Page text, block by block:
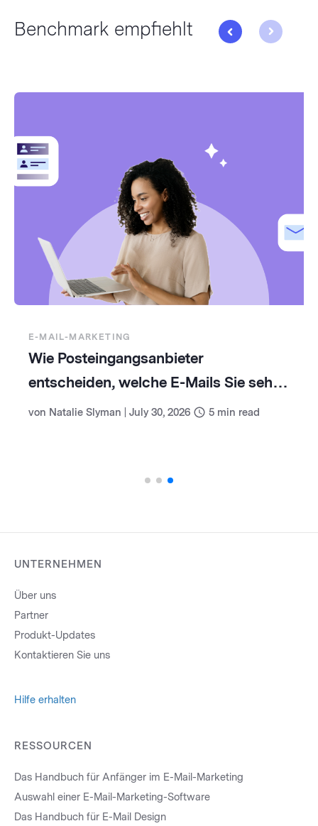
Benchmark empfiehlt
E-MAIL-MARKETING
Wie Posteingangsanbieter
entscheiden, welche E-Mails Sie sehen
(und wie Sie damit umgehen)
von Natalie Slyman July 30, 2026 5 min read
UNTERNEHMEN
Über uns
Partner
Produkt-Updates
Kontaktieren Sie uns
Hilfe erhalten
RESSOURCEN
Das Handbuch für Anfänger im E-Mail-Marketing
Auswahl einer E-Mail-Marketing-Software
Das Handbuch für E-Mail Design